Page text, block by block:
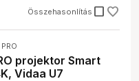
Összehasonlítás check_box_outline_blank
projektor Smart
Vidaa U7